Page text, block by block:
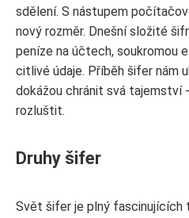
sdělení. S nástupem
nový rozměr. Dnešní složité
peníze na účtech, soukromou
citlivé údaje. Příběh šifer nám
dokážou chránit svá tajemství
rozluštit.
Druhy šifer
Svět šifer je plný fascinujících